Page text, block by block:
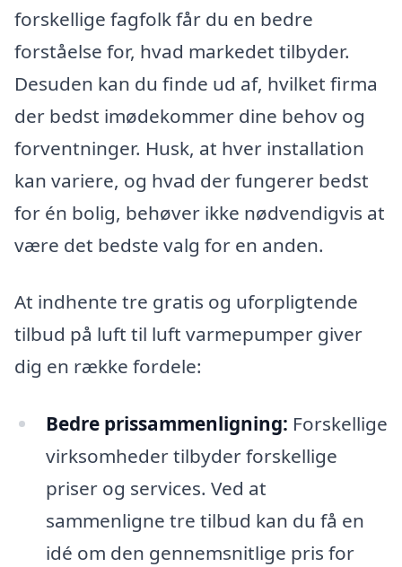
forskellige fagfolk får du en bedre
forståelse for, hvad markedet tilbyder.
Desuden kan du finde ud af, hvilket firma
der bedst imødekommer dine behov og
forventninger. Husk, at hver installation
kan variere, og hvad der fungerer bedst
for én bolig, behøver ikke nødvendigvis at
være det bedste valg for en anden.
At indhente tre gratis og uforpligtende
tilbud på luft til luft varmepumper giver
dig en række fordele:
Bedre prissammenligning: Forskellige
virksomheder tilbyder forskellige
priser og services. Ved at
sammenligne tre tilbud kan du få en
idé om den gennemsnitlige pris for